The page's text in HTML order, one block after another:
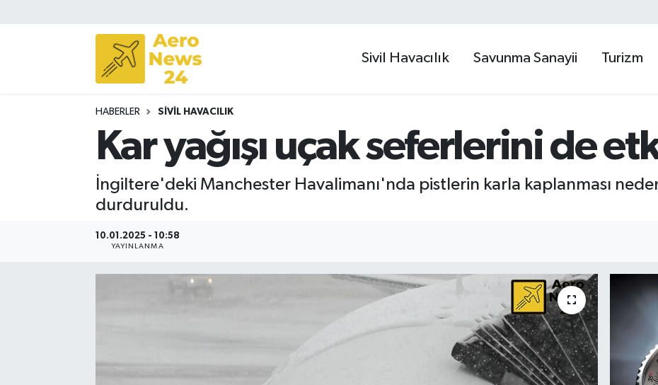
Sivil Havacılık Savunma Sanayii Turizm
HABERLER SIVIL HAVACILIK
Kar yağışı uçak seferlerini de
İngiltere'deki Manchester Havalimanı'nda pistlerin karla kaplanması
durduruldu.
10.01.2025 - 10:58
YAYINLANMA
Sivil Havacılık